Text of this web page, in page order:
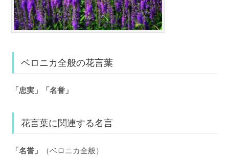
ベロニカ全般の花言葉
「忠実」「名誉」
花言葉に関連する名言
「名誉」 （ベロニカ全般）